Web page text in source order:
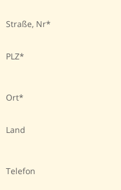
Straße, Nr
PLZ
Ort
Land
Telefon